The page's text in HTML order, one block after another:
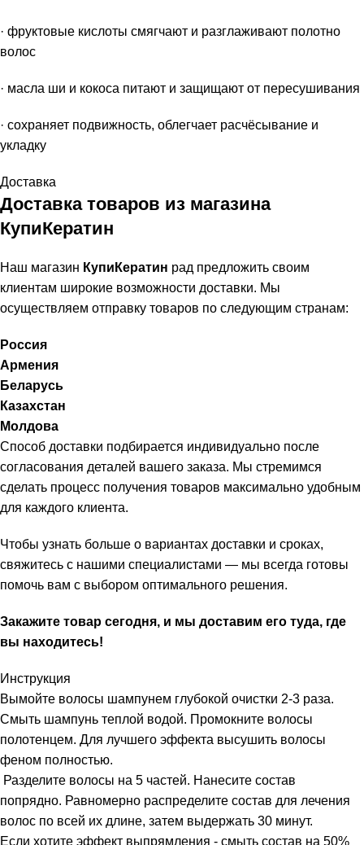
· фруктовые кислоты смягчают и разглаживают полотно
волос
· масла ши и кокоса питают и защищают от пересушивания
· сохраняет подвижность, облегчает расчёсывание и
укладку
Доставка
Доставка товаров из магазина
КупиКератин
Наш магазин КупиКератин рад предложить своим
клиентам широкие возможности доставки. Мы
осуществляем отправку товаров по следующим странам:
Россия
Армения
Беларусь
Казахстан
Молдова
Способ доставки подбирается индивидуально после
согласования деталей вашего заказа. Мы стремимся
сделать процесс получения товаров максимально удобным
для каждого клиента.
Чтобы узнать больше о вариантах доставки и сроках,
свяжитесь с нашими специалистами — мы всегда готовы
помочь вам с выбором оптимального решения.
Закажите товар сегодня, и мы доставим его туда, где
вы находитесь!
Инструкция
Вымойте волосы шампунем глубокой очистки 2-3 раза.
Смыть шампунь теплой водой. Промокните волосы
полотенцем. Для лучшего эффекта высушить волосы
феном полностью.
Разделите волосы на 5 частей. Нанесите состав
попрядно. Равномерно распределите состав для лечения
волос по всей их длине, затем выдержать 30 минут.
Если хотите эффект выпрямления - смыть состав на 50%